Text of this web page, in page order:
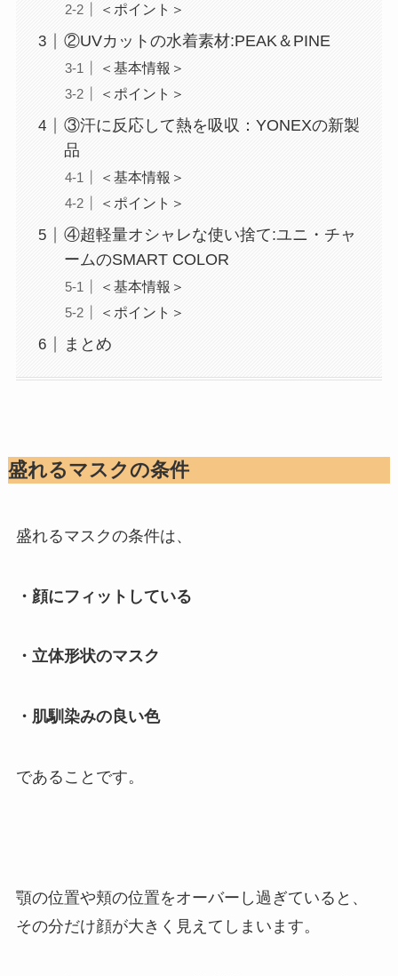
＜ポイント＞
②UVカットの水着素材:PEAK＆PINE
＜基本情報＞
＜ポイント＞
③汗に反応して熱を吸収：YONEXの新製
品
＜基本情報＞
＜ポイント＞
④超軽量オシャレな使い捨て:ユニ・チャ
ームのSMART COLOR
＜基本情報＞
＜ポイント＞
まとめ
盛れるマスクの条件
盛れるマスクの条件は、
・顔にフィットしている
・立体形状のマスク
・肌馴染みの良い色
であることです。
顎の位置や頬の位置をオーバーし過ぎていると、
その分だけ顔が大きく見えてしまいます。